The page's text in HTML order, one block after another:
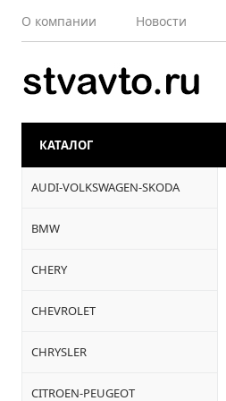
О компании Новости
КАТАЛОГ
AUDI-VOLKSWAGEN-SKODA
BMW
CHERY
CHEVROLET
CHRYSLER
CITROEN-PEUGEOT